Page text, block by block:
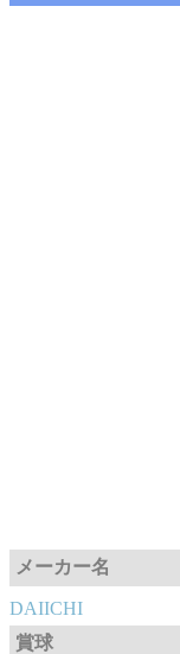
メーカー名
DAIICHI
賞球